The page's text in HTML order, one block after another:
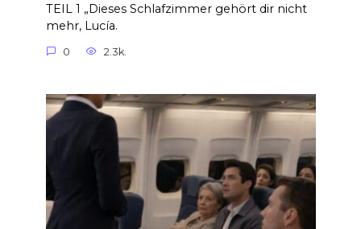
TEIL 1 „Dieses Schlafzimmer gehört dir nicht
mehr, Lucía.
0 2.3k.